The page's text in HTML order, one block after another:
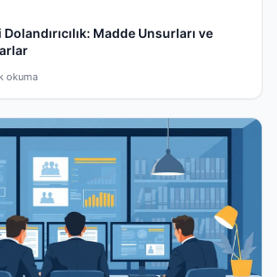
Madde Unsurları ve
okuma